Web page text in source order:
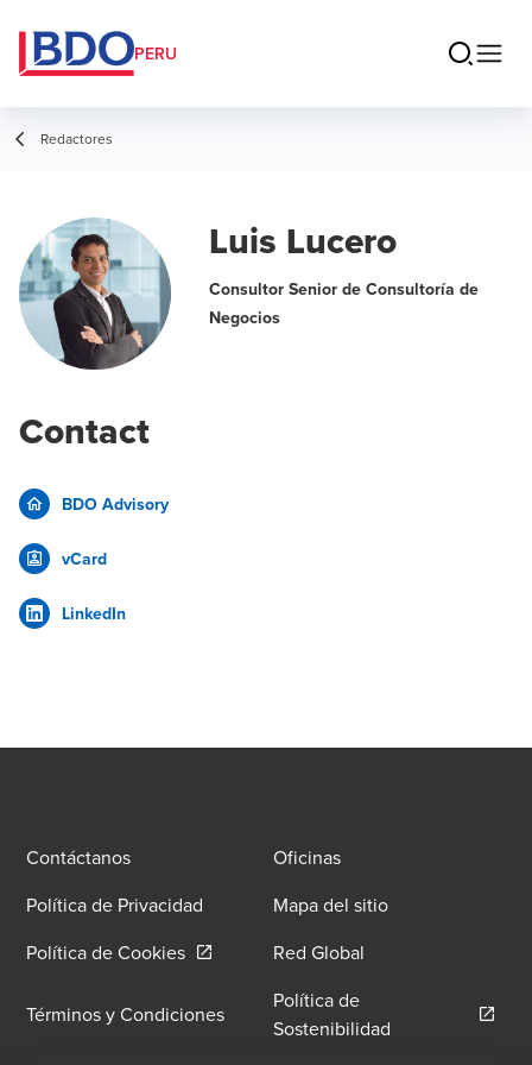
PERU
Redactores
Luis Lucero
Consultor Senior de Consultoría de
Negocios
Contact
BDO Advisory
vCard
LinkedIn
Contáctanos
Oficinas
Política de Privacidad
Mapa del sitio
Política de CookiesOpens in a new window/tab
Red Global
Términos y Condiciones
Política de
Sostenibilidad Opens in a